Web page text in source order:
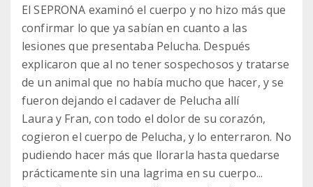
El SEPRONA examinó el cuerpo y no hizo más que
confirmar lo que ya sabían en cuanto a las
lesiones que presentaba Pelucha. Después
explicaron que al no tener sospechosos y tratarse
de un animal que no había mucho que hacer, y se
fueron dejando el cadaver de Pelucha allí
Laura y Fran, con todo el dolor de su corazón,
cogieron el cuerpo de Pelucha, y lo enterraron. No
pudiendo hacer más que llorarla hasta quedarse
prácticamente sin una lagrima en su cuerpo...